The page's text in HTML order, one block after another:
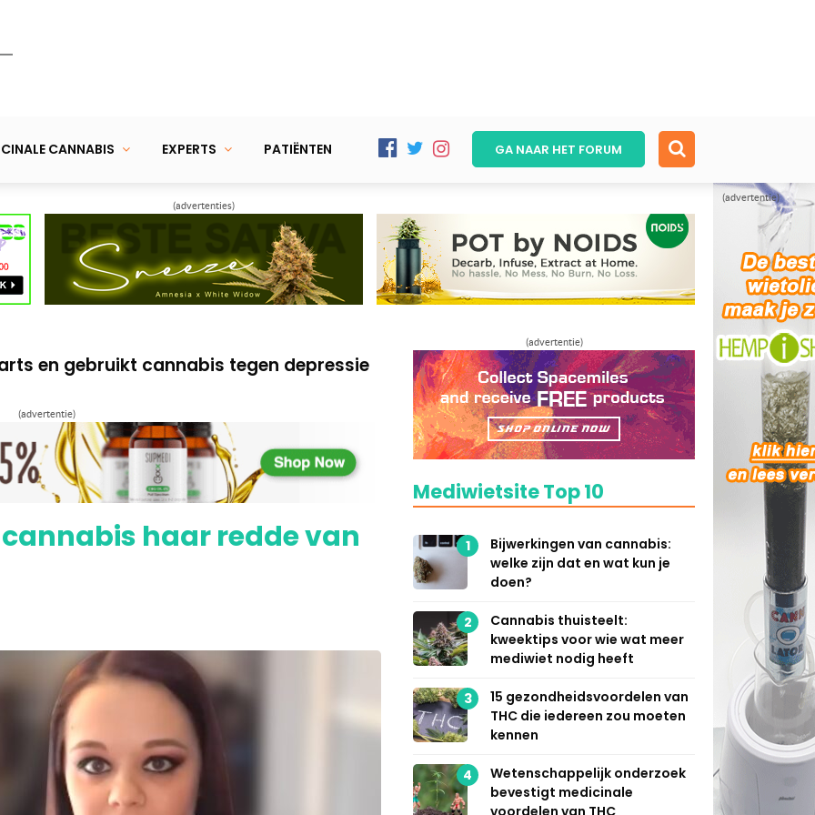
(advertentie)
CANNABIS EXPERTS PATIËNTEN GA NAAR HET FORUM
(advertenties)
bij cannabis voor pijn, PTSS en perifere
PTSS, angst en slaapproblemen
bij cannabis voor pijn, PTSS en perifere
PTSS, angst en slaapproblemen
(advertentie)
haar redde van
(advertentie)
Mediwietsite Top 10
1
Bijwerkingen van cannabis:
welke zijn dat en wat kun je
doen?
2
Cannabis thuisteelt:
kweektips voor wie wat meer
mediwiet nodig heeft
3
15 gezondheidsvoordelen van
THC die iedereen zou moeten
kennen
4
Wetenschappelijk onderzoek
bevestigt medicinale
voordelen van THC